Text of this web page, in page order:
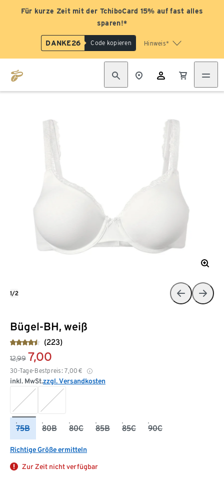
Für kurze Zeit mit der TchiboCard 15% auf fast alles
sparen!*
DANKE26 Code kopieren Hinweis*
Bügel-BH, weiß
(223)
12,99 7,00
30-Tage-Bestpreis: 7,00 €
inkl. MwSt.zzgl. Versandkosten
75B 80B 80C 85B 85C 90C
Richtige Größe ermitteln
Zur Zeit nicht verfügbar
1/2